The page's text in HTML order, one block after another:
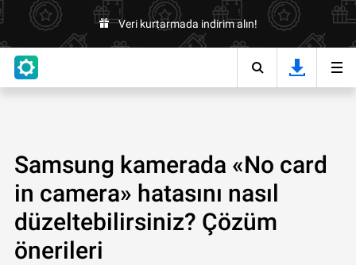
Veri kurtarmada indirim alın!
Samsung kamerada «No card
in camera» hatasını nasıl
düzeltebilirsiniz? Çözüm
önerileri